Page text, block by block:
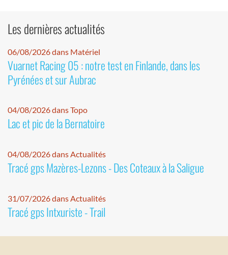
Les dernières actualités
06/08/2026 dans Matériel
Vuarnet Racing 05 : notre test en Finlande, dans les
Pyrénées et sur Aubrac
04/08/2026 dans Topo
Lac et pic de la Bernatoire
04/08/2026 dans Actualités
Tracé gps Mazères-Lezons - Des Coteaux à la Saligue
31/07/2026 dans Actualités
Tracé gps Intxuriste - Trail